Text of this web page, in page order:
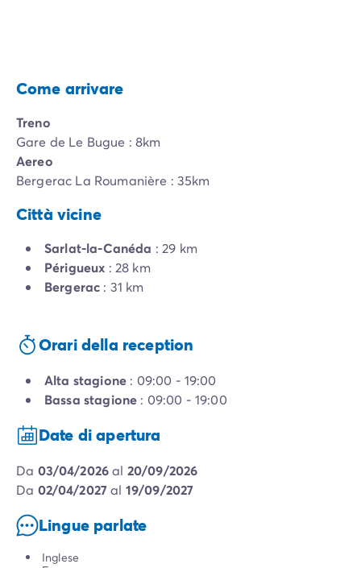
Come arrivare
Treno
Gare de Le Bugue : 8km
Aereo
Bergerac La Roumanière : 35km
Città vicine
Sarlat-la-Canéda : 29 km
Périgueux : 28 km
Bergerac : 31 km
Orari della reception
Alta stagione : 09:00 - 19:00
Bassa stagione : 09:00 - 19:00
Date di apertura
da 03/04/2026al 20/09/2026
da 02/04/2027al 19/09/2027
Lingue parlate
Inglese